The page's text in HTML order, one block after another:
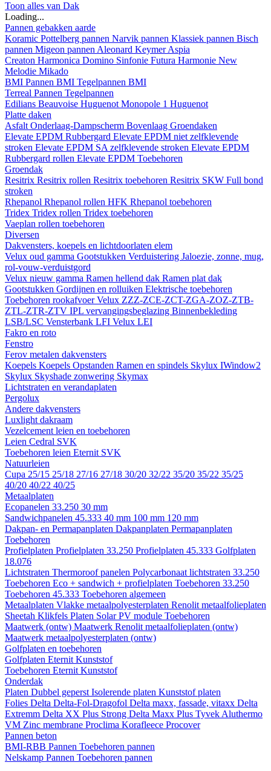
Toon alles van Dak
Loading...
Pannen gebakken aarde
Koramic Pottelberg pannen Narvik pannen Klassiek pannen Bisch
pannen Migeon pannen Aleonard KeymerAspia
Creaton Harmonica Domino Sinfonie Futura Harmonie New
Melodie Mikado
BMI Pannen BMI Tegelpannen BMI
Terreal Pannen Tegelpannen
Edilians Beauvoise Huguenot Monopole 1 Huguenot
Platte daken
Asfalt Onderlaag-Dampscherm Bovenlaag Groendaken
Elevate EPDM Rubbergard Elevate EPDM niet zelfklevende
stroken Elevate EPDM SA zelfklevende stroken Elevate EPDM
Rubbergard rollen Elevate EPDM Toebehoren
Groendak
Resitrix Resitrix rollen Resitrix toebehoren Resitrix SKW Full bond
stroken
Rhepanol Rhepanol rollen HFK Rhepanol toebehoren
Tridex Tridex rollen Tridex toebehoren
Vaeplan rollen toebehoren
Diversen
Dakvensters, koepels en lichtdoorlaten elem
Velux oud gamma Gootstukken Verduistering Jaloezie, zonne, mug,
rol-vouw-verduistgord
Velux nieuw gamma Ramen hellend dak Ramen plat dak
Gootstukken Gordijnen en rolluiken Elektrische toebehoren
Toebehoren rookafvoerVelux ZZZ-ZCE-ZCT-ZGA-ZOZ-ZTB-
ZTL-ZTR-ZTV IPL vervangingsbeglazing Binnenbekleding
LSB/LSC Vensterbank LFI Velux LEI
Fakro en roto
Fenstro
Ferov metalen dakvensters
Koepels Koepels Opstanden Ramen en spindels Skylux IWindow2
Skylux Skyshade zonwering Skymax
Lichtstraten en verandaplaten
Pergolux
Andere dakvensters
Luxlight dakraam
Vezelcement leien en toebehoren
Leien Cedral SVK
Toebehoren leien Eternit SVK
Natuurleien
Cupa 25/15 25/18 27/16 27/18 30/20 32/22 35/20 35/22 35/25
40/20 40/22 40/25
Metaalplaten
Ecopanelen 33.250 30 mm
Sandwichpanelen 45.333 40 mm 100 mm 120 mm
Dakpan- en Permapanplaten Dakpanplaten Permapanplaten
Toebehoren
Profielplaten Profielplaten 33.250 Profielplaten 45.333 Golfplaten
18.076
Lichtstraten Thermoroof panelen Polycarbonaat lichtstraten 33.250
Toebehoren Eco + sandwich + profielplaten Toebehoren 33.250
Toebehoren 45.333 Toebehoren algemeen
Metaalplaten Vlakke metaalpolyesterplaten Renolit metaalfolieplaten
Sheetah Klikfels Platen Solar PV module Toebehoren
Maatwerk (ontw) Maatwerk Renolit metaalfolieplaten (ontw)
Maatwerk metaalpolyesterplaten (ontw)
Golfplaten en toebehoren
Golfplaten Eternit Kunststof
Toebehoren Eternit Kunststof
Onderdak
Platen Dubbel geperst Isolerende platen Kunststof platen
Folies Delta Delta-Fol-Dragofol Delta maxx, fassade, vitaxx Delta
Extremm Delta XX Plus Strong Delta Maxx Plus Tyvek Aluthermo
VM Zinc membrane Proclima Korafleece Procover
Pannen beton
BMI-RBB Pannen Toebehoren pannen
Nelskamp Pannen Toebehoren pannen